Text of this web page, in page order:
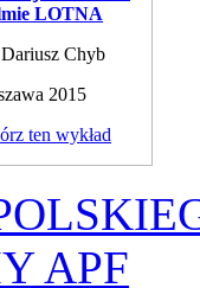
LOTNA
Chyb
2015
ten wykład
APF